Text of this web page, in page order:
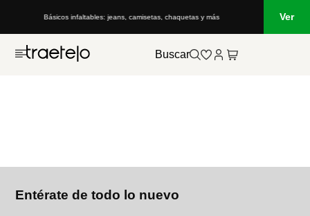
Básicos infaltables: jeans, camisetas, chaquetas y más Ver
Buscar
Entérate de todo lo nuevo